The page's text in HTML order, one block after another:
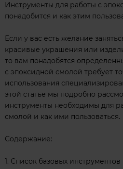
Инструменты для работы с
понадобится и как этим
Если у вас есть желание
красивые украшения или
то вам понадобятся
с эпоксидной смолой требует
использования
этой статье мы подробно
инструменты необходимы для
смолой и как ими пользоваться.
Содержание:
1. Список базовых инструментов